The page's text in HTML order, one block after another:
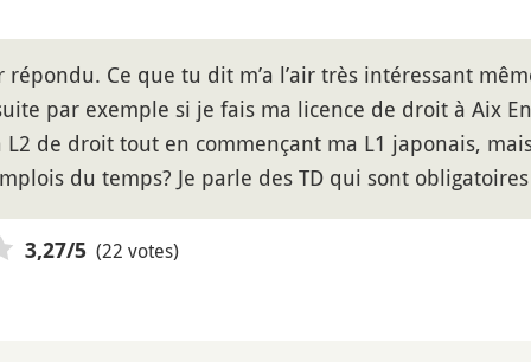
répondu. Ce que tu dit m’a l’air très intéressant
par exemple si je fais ma licence de droit à Aix
de droit tout en commençant ma L1 japonais,
du temps? Je parle des TD qui sont
3,27/5 (22 votes)